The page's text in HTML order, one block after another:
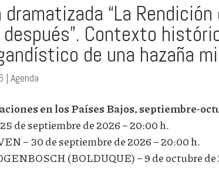
dramatizada “La
Contexto
de una hazaña
| Agenda
en los Países Bajos, septiembre-
de septiembre de 2026 – 20:00 h.
– 30 de septiembre de 2026 – 20:00 h.
(BOLDUQUE) – 9 de octubre